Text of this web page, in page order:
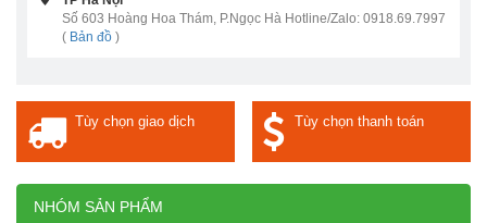
Số 603 Hoàng Hoa Thám, P.Ngọc Hà Hotline/Zalo: 0918.69.7997
( Bản đồ )
Tùy chọn giao dịch Tùy chọn thanh toán
NHÓM SẢN PHẨM